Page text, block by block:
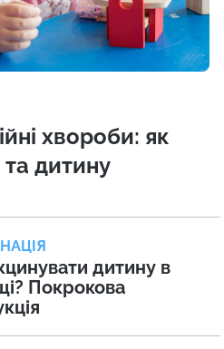
хвороби: як
дитину
дитину в
Покрокова